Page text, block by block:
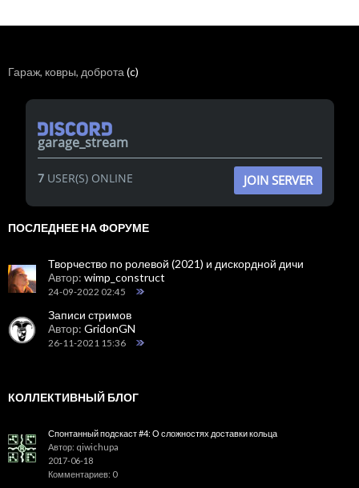
Гараж, ковры, доброта (c)
garage_stream
7USER(S) ONLINE JOIN SERVER
ПОСЛЕДНЕЕ НА ФОРУМЕ
Творчество по ролевой (2021) и дискордной дичи
Автор: wimp_construct
24-09-2022 02:45
Записи стримов
Автор: GridonGN
26-11-2021 15:36
КОЛЛЕКТИВНЫЙ БЛОГ
Спонтанный подскаст #4: О сложностях доставки кольца
Автор: qiwichupa
2017-06-18
Комментариев: 0